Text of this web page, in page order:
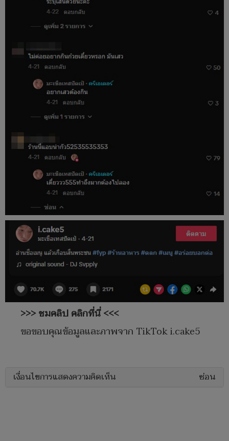
>>> ชมคลิป คลิกที่นี่ <<<
ขอขอบคุณข้อมูลและภาพจาก TikTok i.cake5
เงื่อนไขการแสดงความคิดเห็น ซ่อน